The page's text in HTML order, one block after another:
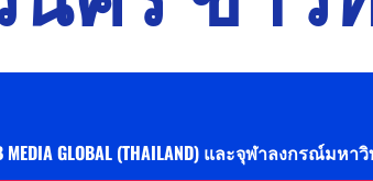
GLOBAL (THAILAND) และจุฬาลงกรณ์มห